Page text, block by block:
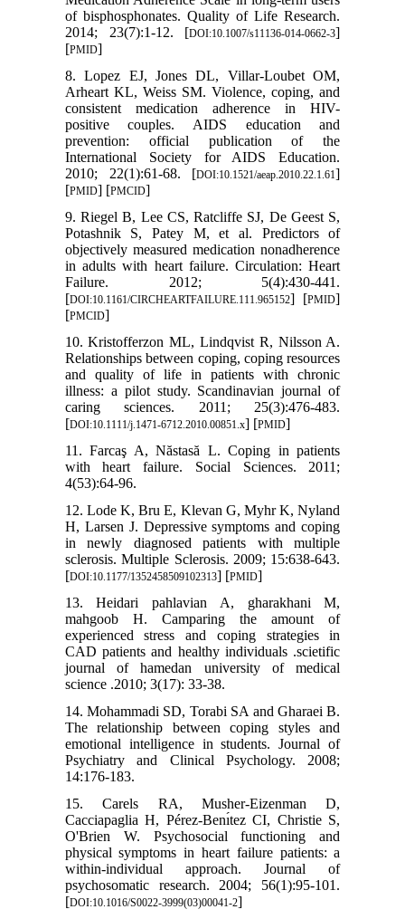
of bisphosphonates. Quality of Life Research.
2014; 23(7):1-12. [DOI:10.1007/s11136-014-0662-3]
[PMID]
8. Lopez EJ, Jones DL, Villar-Loubet OM,
Arheart KL, Weiss SM. Violence, coping, and
consistent medication adherence in HIV-
positive couples. AIDS education and
prevention: official publication of the
International Society for AIDS Education.
2010; 22(1):61-68. [DOI:10.1521/aeap.2010.22.1.61]
[PMID] [PMCID]
9. Riegel B, Lee CS, Ratcliffe SJ, De Geest S,
Potashnik S, Patey M, et al. Predictors of
objectively measured medication nonadherence
in adults with heart failure. Circulation: Heart
Failure. 2012; 5(4):430-441.
[DOI:10.1161/CIRCHEARTFAILURE.111.965152] [PMID]
[PMCID]
10. Kristofferzon ML, Lindqvist R, Nilsson A.
Relationships between coping, coping resources
and quality of life in patients with chronic
illness: a pilot study. Scandinavian journal of
caring sciences. 2011; 25(3):476-483.
[DOI:10.1111/j.1471-6712.2010.00851.x] [PMID]
11. Farcaş A, Năstasă L. Coping in patients
with heart failure. Social Sciences. 2011;
4(53):64-96.
12. Lode K, Bru E, Klevan G, Myhr K, Nyland
H, Larsen J. Depressive symptoms and coping
in newly diagnosed patients with multiple
sclerosis. Multiple Sclerosis. 2009; 15:638-643.
[DOI:10.1177/1352458509102313] [PMID]
13. Heidari pahlavian A, gharakhani M,
mahgoob H. Camparing the amount of
experienced stress and coping strategies in
CAD patients and healthy individuals .scietific
journal of hamedan university of medical
science .2010; 3(17): 33-38.
14. Mohammadi SD, Torabi SA and Gharaei B.
The relationship between coping styles and
emotional intelligence in students. Journal of
Psychiatry and Clinical Psychology. 2008;
14:176-183.
15. Carels RA, Musher-Eizenman D,
Cacciapaglia H, Pérez-Benı́tez CI, Christie S,
O'Brien W. Psychosocial functioning and
physical symptoms in heart failure patients: a
within-individual approach. Journal of
psychosomatic research. 2004; 56(1):95-101.
[DOI:10.1016/S0022-3999(03)00041-2]